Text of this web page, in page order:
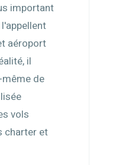
important
aéroport
il
de
vols
charter et